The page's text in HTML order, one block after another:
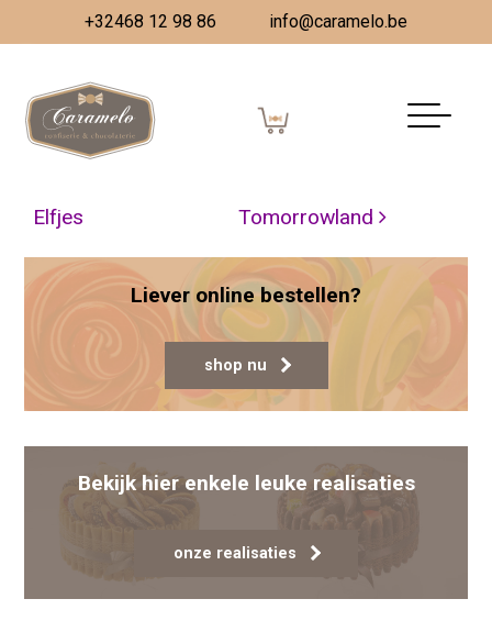
+32468 12 98 86 info@caramelo.be
Gepubliceerd op 29 mei 2022 (5 juli 2022)door
Vanessa Dombrecht
Elfjes
Tomorrowland
Liever online bestellen?
shop nu
Bekijk hier enkele leuke realisaties
onze realisaties